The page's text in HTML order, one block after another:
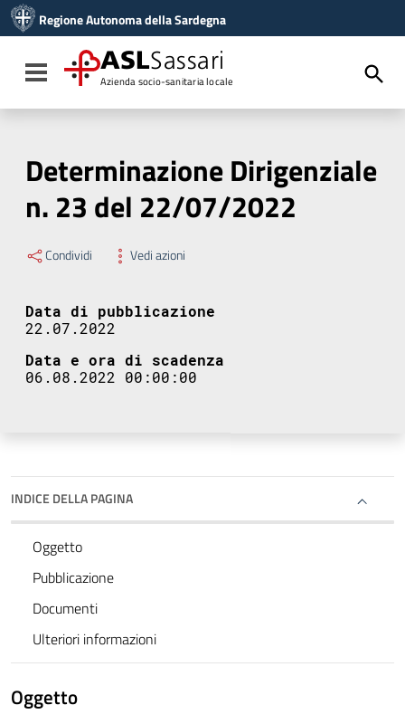
Vai al menu di navigazione
Vai al footer
Regione Autonoma della Sardegna
Toggle navigation
ASLSassari
Azienda socio-sanitaria locale
Determinazione Dirigenziale
n. 23 del 22/07/2022
Condividi Vedi azioni
Data di pubblicazione
22.07.2022
Data e ora di scadenza
06.08.2022 00:00:00
INDICE DELLA PAGINA
Oggetto
Pubblicazione
Documenti
Ulteriori informazioni
Oggetto